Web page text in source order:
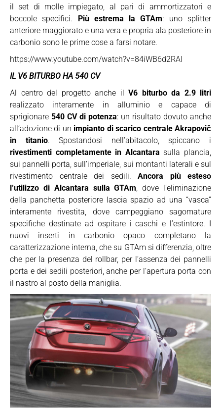
il set di molle impiegato, al pari di ammortizzatori e
boccole specifici. Più estrema la GTAm: uno splitter
anteriore maggiorato e una vera e propria ala posteriore in
carbonio sono le prime cose a farsi notare.
https://www.youtube.com/watch?v=84iWB6d2RAI
IL V6 BITURBO HA 540 CV
Al centro del progetto anche il V6 biturbo da 2.9 litri
realizzato interamente in alluminio e capace di
sprigionare 540 CV di potenza: un risultato dovuto anche
all’adozione di un impianto di scarico centrale Akrapovič
in titanio. Spostandosi nell’abitacolo, spiccano i
rivestimenti completamente in Alcantara sulla plancia,
sui pannelli porta, sull’imperiale, sui montanti laterali e sul
rivestimento centrale dei sedili. Ancora più esteso
l’utilizzo di Alcantara sulla GTAm , dove l’eliminazione
della panchetta posteriore lascia spazio ad una “vasca”
interamente rivestita, dove campeggiano sagomature
specifiche destinate ad ospitare i caschi e l’estintore. I
nuovi inserti in carbonio opaco completano la
caratterizzazione interna, che su GTAm si differenzia, oltre
che per la presenza del rollbar, per l’assenza dei pannelli
porta e dei sedili posteriori, anche per l’apertura porta con
il nastro al posto della maniglia.